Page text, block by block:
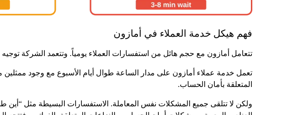
فهم هيكل خدمة العملاء في أمازون
تتعامل أمازون مع حجم هائل من استفسارات العملاء يومياً. وتتعمد الشركة
تعمل خدمة عملاء أمازون على مدار الساعة طوال أيام الأسبوع مع وجود
المتعلقة بأمان الحساب.
ولكن لا تتلقى جميع المشكلات نفس المعاملة. الاستفسارات البسيطة مثل “أين